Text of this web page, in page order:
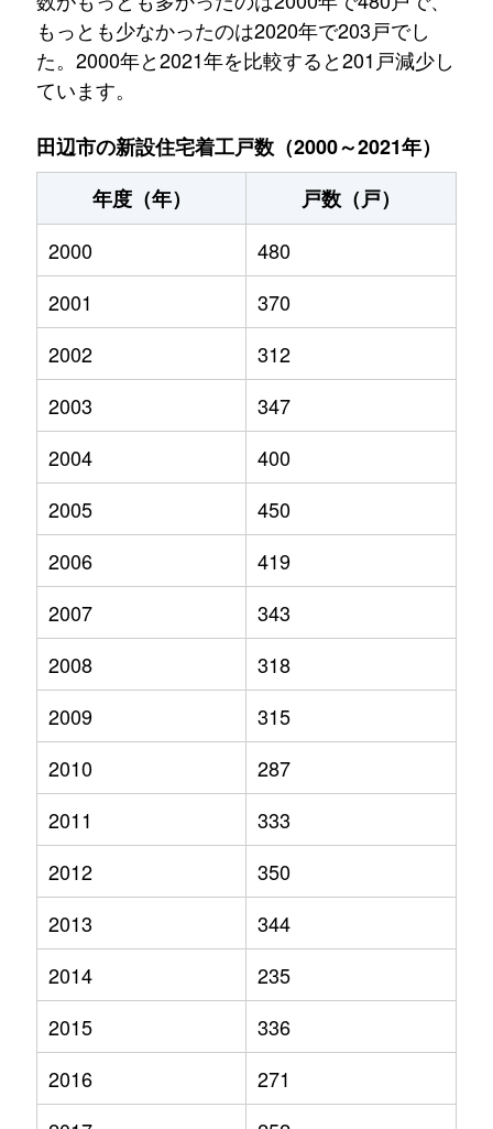
もっとも少なかったのは2020年で203戸でし
た。2000年と2021年を比較すると201戸減少し
ています。
田辺市の新設住宅着工戸数（2000～2021年）
年度（年）
戸数（戸）
2000
480
2001
370
2002
312
2003
347
2004
400
2005
450
2006
419
2007
343
2008
318
2009
315
2010
287
2011
333
2012
350
2013
344
2014
235
2015
336
2016
271